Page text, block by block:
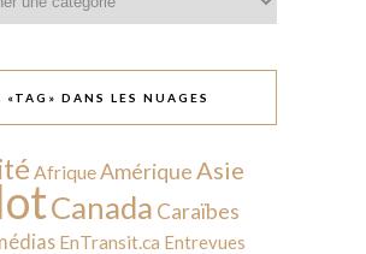
«TAG» DANS LES NUAGES
AfriqueAmérique Asie
Canada Caraïbes
EnTransit.ca Entrevues